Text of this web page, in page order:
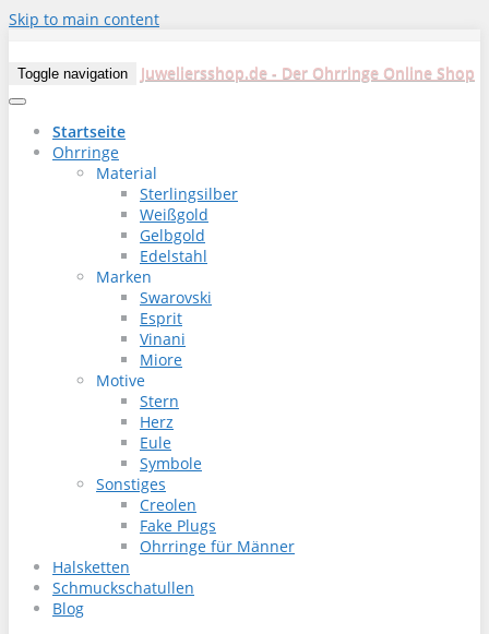
Skip to main content
Toggle navigation Juweliersshop.de - Der Ohrringe Online Shop
Startseite
Ohrringe
Material
Sterlingsilber
Weißgold
Gelbgold
Edelstahl
Marken
Swarovski
Esprit
Vinani
Miore
Motive
Stern
Herz
Eule
Symbole
Sonstiges
Creolen
Fake Plugs
Ohrringe für Männer
Halsketten
Schmuckschatullen
Blog